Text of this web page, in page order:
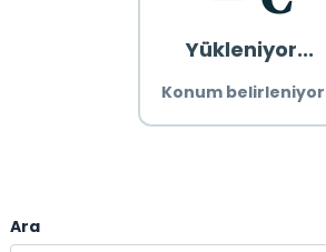
Yükleniyor...
Konum
Ara